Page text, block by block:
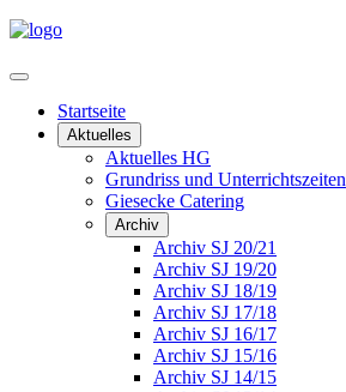
Startseite
Aktuelles
Aktuelles HG
Grundriss und Unterrichtszeiten
Giesecke Catering
Archiv
Archiv SJ 20/21
Archiv SJ 19/20
Archiv SJ 18/19
Archiv SJ 17/18
Archiv SJ 16/17
Archiv SJ 15/16
Archiv SJ 14/15